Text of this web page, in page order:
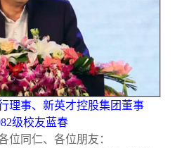
习
服务
赛
息
介
辞
程
理事、新英才控股集团董事
级校友蓝春
位同仁、各位朋友：